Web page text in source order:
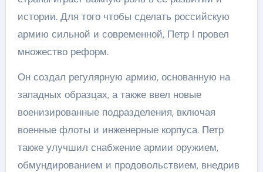
истории. Для того чтобы сделать российскую
армию сильной и современной, Петр I провел
множество реформ.
Он создал регулярную армию, основанную на
западных образцах, а также ввел новые
военизированные подразделения, включая
военные флоты и инженерные корпуса. Петр
также улучшил снабжение армии оружием,
обмундированием и продовольствием, внедрив